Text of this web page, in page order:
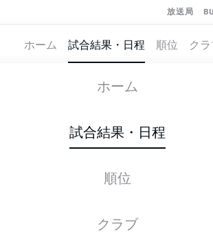
放送局
ホーム 試合結果・日程 順位 ク
ホーム
試合結果・日程
順位
クラブ
RB LEIPZIG UNION
2 0
スターティングメンバー